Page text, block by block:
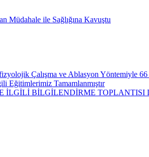
Müdahale ile Sağlığına Kavuştu
Çalışma ve Ablasyon Yöntemiyle 66
Eğitimlerimiz Tamamlanmıştır
BİLGİLENDİRME TOPLANTISI